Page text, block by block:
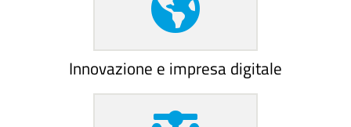
Innovazione e impresa digitale